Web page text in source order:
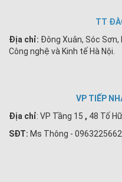
TT
Địa chỉ: Đông Xuân, Sóc Sơn,
Công nghệ và Kinh tế Hà Nội.
VP TIẾP
Địa chỉ: VP Tầng 15 , 48 Tố
SĐT: Ms Thông - 0963225662